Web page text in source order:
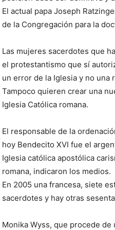
El actual papa Joseph
de la Congregación para la
Las mujeres sacerdotes que
el protestantismo que sí
un error de la Iglesia y no una
Tampoco quieren crear una
Iglesia Católica romana.
El responsable de la
hoy Bendecito XVI fue el
Iglesia católica apostólica
romana, indicaron los medios.
En 2005 una francesa, siete
sacerdotes y hay otras
Monika Wyss, que procede